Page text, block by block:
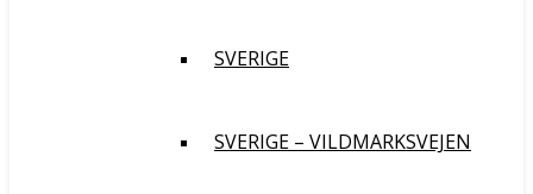
SVERIGE
SVERIGE – VILDMARKSVEJEN